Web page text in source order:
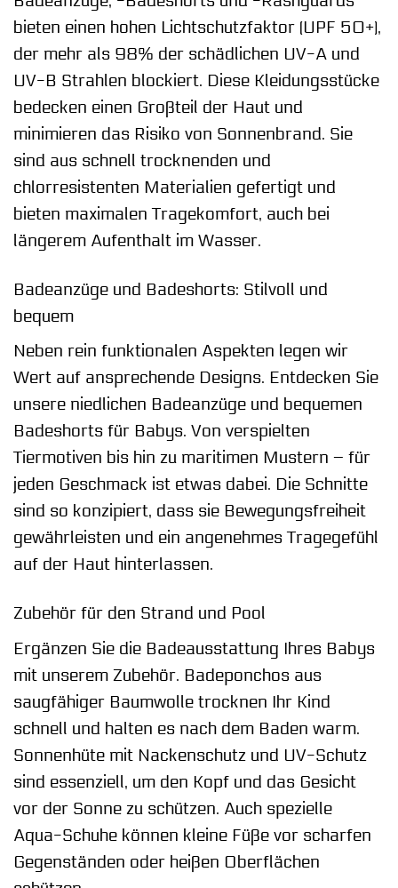
bieten einen hohen Lichtschutzfaktor (UPF 50+),
der mehr als 98% der schädlichen UV-A und
UV-B Strahlen blockiert. Diese Kleidungsstücke
bedecken einen Großteil der Haut und
minimieren das Risiko von Sonnenbrand. Sie
sind aus schnell trocknenden und
chlorresistenten Materialien gefertigt und
bieten maximalen Tragekomfort, auch bei
längerem Aufenthalt im Wasser.
Badeanzüge und Badeshorts: Stilvoll und
bequem
Neben rein funktionalen Aspekten legen wir
Wert auf ansprechende Designs. Entdecken Sie
unsere niedlichen Badeanzüge und bequemen
Badeshorts für Babys. Von verspielten
Tiermotiven bis hin zu maritimen Mustern – für
jeden Geschmack ist etwas dabei. Die Schnitte
sind so konzipiert, dass sie Bewegungsfreiheit
gewährleisten und ein angenehmes Tragegefühl
auf der Haut hinterlassen.
Zubehör für den Strand und Pool
Ergänzen Sie die Badeausstattung Ihres Babys
mit unserem Zubehör. Badeponchos aus
saugfähiger Baumwolle trocknen Ihr Kind
schnell und halten es nach dem Baden warm.
Sonnenhüte mit Nackenschutz und UV-Schutz
sind essenziell, um den Kopf und das Gesicht
vor der Sonne zu schützen. Auch spezielle
Aqua-Schuhe können kleine Füße vor scharfen
Gegenständen oder heißen Oberflächen